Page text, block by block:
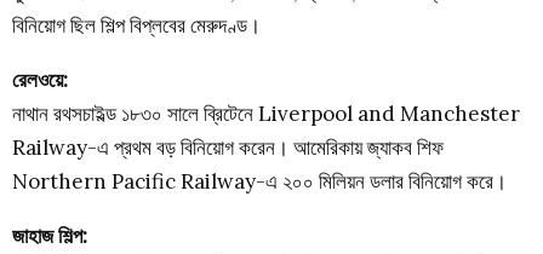
বিনিয়োগ ছিল শিল্প বিপ্লবের মেরুদণ্ড।
রেলওয়ে:
নাথান রথসচাইল্ড ১৮৩০ সালে ব্রিটেনে Liverpool and Manchester
Railway-এ প্রথম বড় বিনিয়োগ করেন। আমেরিকায় জ্যাকব শিফ
Northern Pacific Railway-এ ২০০ মিলিয়ন ডলার বিনিয়োগ করে।
জাহাজ শিল্প: